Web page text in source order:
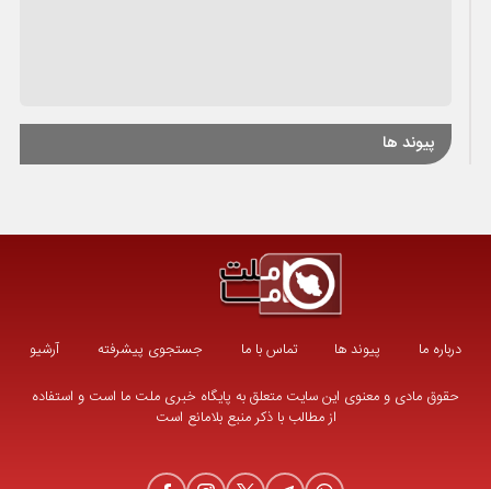
پیوند ها
درباره ما پیوند ها تماس با ما جستجوی پیشرفته آرشیو
حقوق مادی و معنوی این سایت متعلق به پایگاه خبری ملت ما است و استفاده
از مطالب با ذکر منبع بلامانع است